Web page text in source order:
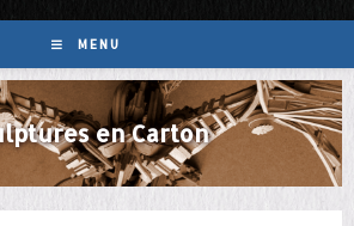
MENU
en Carton